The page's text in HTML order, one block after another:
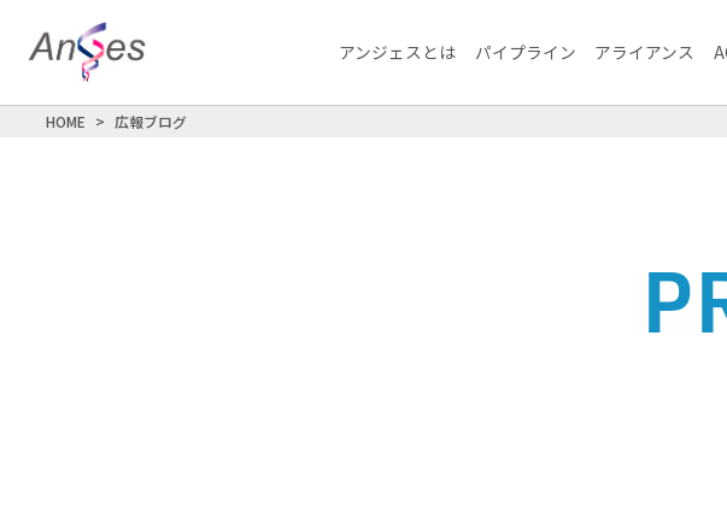
アンジェスとは パイプライン アライアンス
HOME 広報ブログ